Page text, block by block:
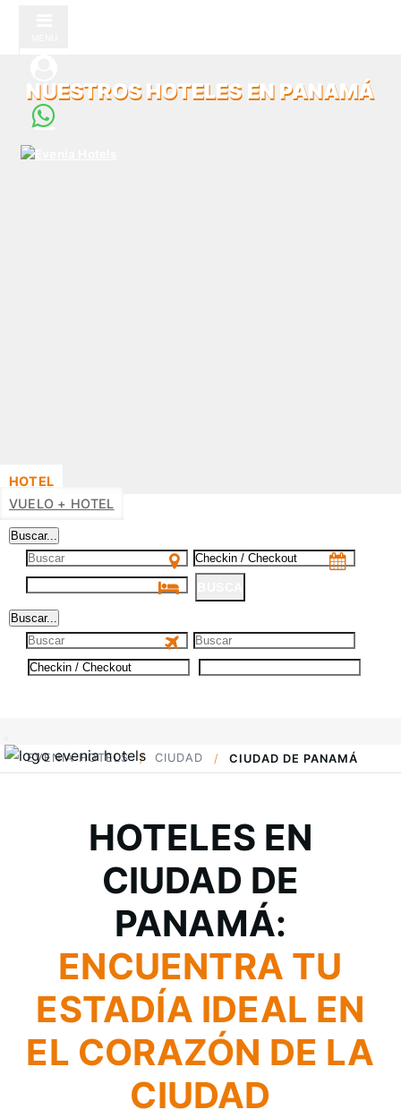
NUESTROS HOTELES EN PANAMÁ
HOTEL
VUELO + HOTEL
Buscar...
Buscar...
EVENIA HOTELS CIUDAD CIUDAD DE PANAMÁ
HOTELES EN
CIUDAD DE
PANAMÁ:
ENCUENTRA TU
ESTADÍA IDEAL EN
EL CORAZÓN DE LA
CIUDAD